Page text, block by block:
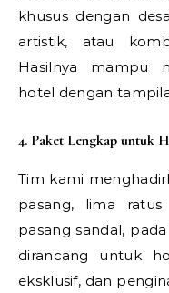
khusus dengan
artistik, atau
Hasilnya mampu
hotel dengan
4. Paket Lengkap untuk
Tim kami
pasang, lima
pasang sandal,
dirancang untuk
eksklusif, dan